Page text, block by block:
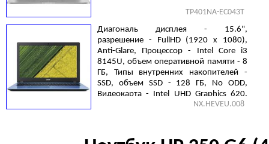
TP401NA-EC043T
Диагональ дисплея - 15.6",
разрешение - FullHD (1920 х 1080),
Anti-Glare, Процессор - Intel Core i3
8145U, объем оперативной памяти - 8
ГБ, Типы внутренних накопителей -
SSD, объем SSD - 128 ГБ, No ODD,
Видеокарта - Intel UHD Graphics 620,
Gigabit Ethernet, Linux, 1.9 кг, Blue
NX.HEVEU.008